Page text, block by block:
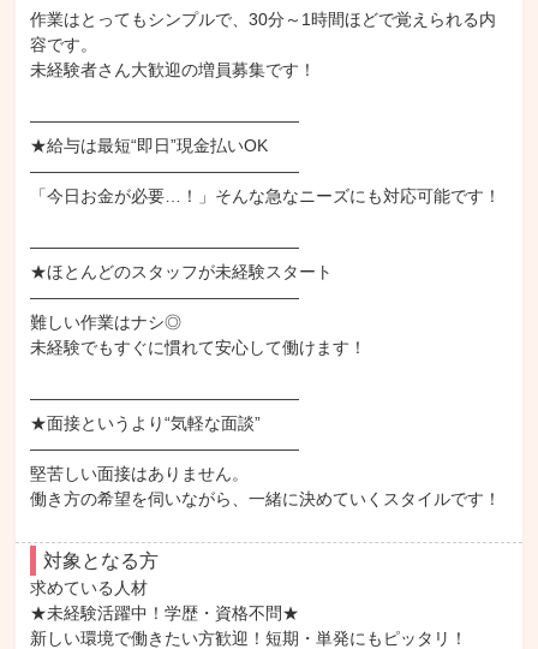
作業はとってもシンプルで、30分～1時間ほどで覚えられる内
容です。
未経験者さん大歓迎の増員募集です！
――――――――――――――――
★給与は最短“即日”現金払いOK
――――――――――――――――
「今日お金が必要…！」そんな急なニーズにも対応可能です！
――――――――――――――――
★ほとんどのスタッフが未経験スタート
――――――――――――――――
難しい作業はナシ◎
未経験でもすぐに慣れて安心して働けます！
――――――――――――――――
★面接というより“気軽な面談”
――――――――――――――――
堅苦しい面接はありません。
働き方の希望を伺いながら、一緒に決めていくスタイルです！
対象となる方
求めている人材
★未経験活躍中！学歴・資格不問★
新しい環境で働きたい方歓迎！短期・単発にもピッタリ！